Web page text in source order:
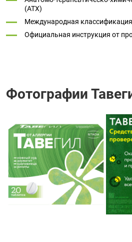
(ATX)
Международная
Официальная инструкция от
Фотографии